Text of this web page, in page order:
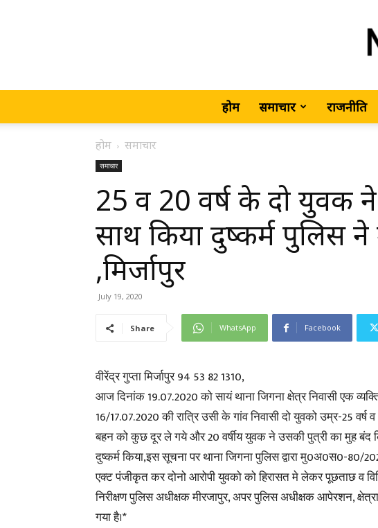
होम समाचार राजनीति
होम समाचार
समाचार
25 व 20 वर्ष के दो युवक
साथ किया दुष्कर्म पुलिस ने
,मिर्जापुर
July 19, 2020
Share WhatsApp Facebook
वीरेंद्र गुप्ता मिर्जापुर 94 53 82 1310,
आज दिनांक 19.07.2020 को सायं थाना जिगना क्षेत्र निवासी एक व्यक्ति
16/17.07.2020 की रात्रि उसी के गांव निवासी दो युवको उम्र-25 वर्ष
बहन को कुछ दूर ले गये और 20 वर्षीय युवक ने उसकी पुत्री का मुह बंद
दुष्कर्म किया,इस सूचना पर थाना जिगना पुलिस द्वारा मु0अ0स0-80/
एक्ट पंजीकृत कर दोनो आरोपी युवको को हिरासत मे लेकर पूछताछ व
निरीक्षण पुलिस अधीक्षक मीरजापुर, अपर पुलिस अधीक्षक आपेरशन,
गया है।*